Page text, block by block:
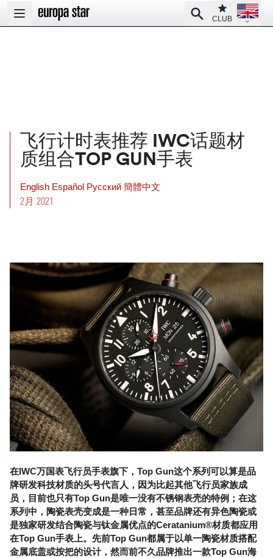
Open main menu
SearchClub
CLUB
Open
飞行计时表推荐 IWC话题材
质组合TOP GUN手表
English Español Pусский 簡體中文
2月 2021
在IWC万国表飞行员手表旗下，Top Gun这个系列可以算是品
牌研发科技材质的头号代言人，因为比起其他飞行员家族成
员，目前也只有Top Gun是唯一没有不锈钢表壳的特例；在这
系列中，陶瓷表壳变成是一种日常，甚至品牌还有异色陶瓷或
是独家研发结合陶瓷与钛金属优点的Ceratanium®材质都应用
在Top Gun手表上。先前Top Gun都属于以单一陶瓷材质搭配
金属底盖或按把的设计，然而前不久品牌推出一款Top Gun海